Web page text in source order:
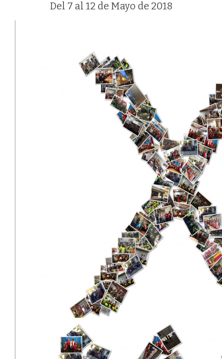
Del 7 al 12 de Mayo de 2018